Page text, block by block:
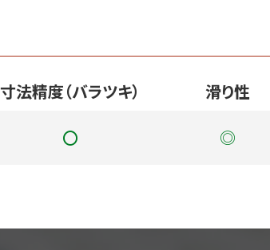
寸法精度（バラツキ）
〇
滑り性
◎